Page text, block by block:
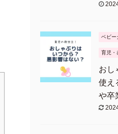
ベビー
育児・
おし
使え
や卒